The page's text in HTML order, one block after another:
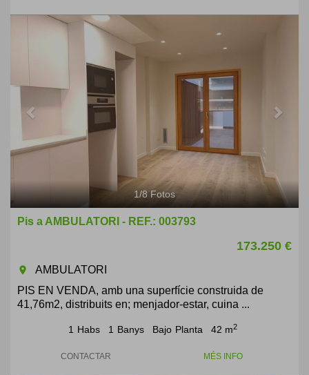
Previous
1/8Fotos
Pis a AMBULATORI - REF.: 003793
173.250 €
room
AMBULATORI
PIS EN VENDA, amb una superfície construida de
41,76m2, distribuits en; menjador-estar, cuina ...
1 Habs 1 Banys Bajo Planta 42 m2
CONTACTAR MÉS INFO